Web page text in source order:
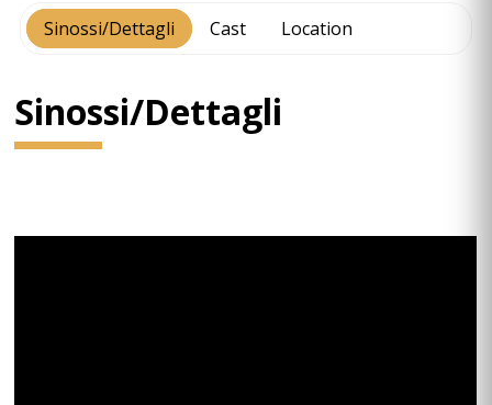
Sinossi/Dettagli Cast Location
Sinossi/Dettagli